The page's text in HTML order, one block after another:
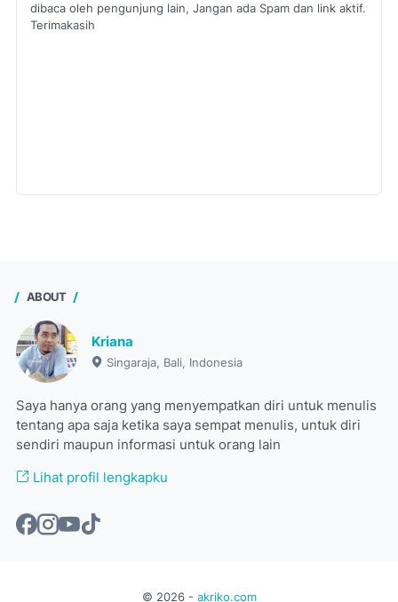
dibaca oleh pengunjung lain, Jangan ada Spam dan link aktif.
Terimakasih
ABOUT
Kriana
Singaraja, Bali, Indonesia
Saya hanya orang yang menyempatkan diri untuk menulis
tentang apa saja ketika saya sempat menulis, untuk diri
sendiri maupun informasi untuk orang lain
Lihat profil lengkapku
© 2026- akriko.com